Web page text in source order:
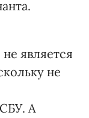
является
не
А